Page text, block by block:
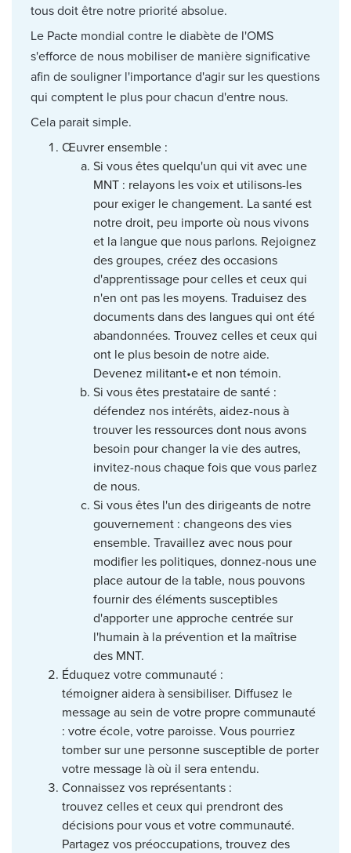
tous doit être notre priorité absolue.
Le Pacte mondial contre le diabète de l'OMS
s'efforce de nous mobiliser de manière significative
afin de souligner l'importance d'agir sur les questions
qui comptent le plus pour chacun d'entre nous.
Cela parait simple.
Œuvrer ensemble :
Si vous êtes quelqu'un qui vit avec une
MNT : relayons les voix et utilisons-les
pour exiger le changement. La santé est
notre droit, peu importe où nous vivons
et la langue que nous parlons. Rejoignez
des groupes, créez des occasions
d'apprentissage pour celles et ceux qui
n'en ont pas les moyens. Traduisez des
documents dans des langues qui ont été
abandonnées. Trouvez celles et ceux qui
ont le plus besoin de notre aide.
Devenez militant•e et non témoin.
Si vous êtes prestataire de santé :
défendez nos intérêts, aidez-nous à
trouver les ressources dont nous avons
besoin pour changer la vie des autres,
invitez-nous chaque fois que vous parlez
de nous.
Si vous êtes l'un des dirigeants de notre
gouvernement : changeons des vies
ensemble. Travaillez avec nous pour
modifier les politiques, donnez-nous une
place autour de la table, nous pouvons
fournir des éléments susceptibles
d'apporter une approche centrée sur
l'humain à la prévention et la maîtrise
des MNT.
Éduquez votre communauté :
témoigner aidera à sensibiliser. Diffusez le
message au sein de votre propre communauté
: votre école, votre paroisse. Vous pourriez
tomber sur une personne susceptible de porter
votre message là où il sera entendu.
Connaissez vos représentants :
trouvez celles et ceux qui prendront des
décisions pour vous et votre communauté.
Partagez vos préoccupations, trouvez des